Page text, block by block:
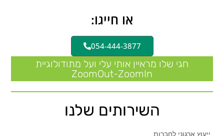
או חייגו:
054-444-3877
חגי שלו מראיין אותי עלי ועל מתודולוגיית
ZoomOut-ZoomIn
השירותים שלנו
ייעוץ ארגוני לחברות